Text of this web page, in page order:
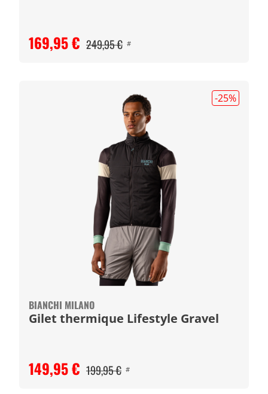
169,95 € 249,95 € #
-25%
BIANCHI MILANO
Gilet thermique Lifestyle Gravel
149,95 € 199,95 € #